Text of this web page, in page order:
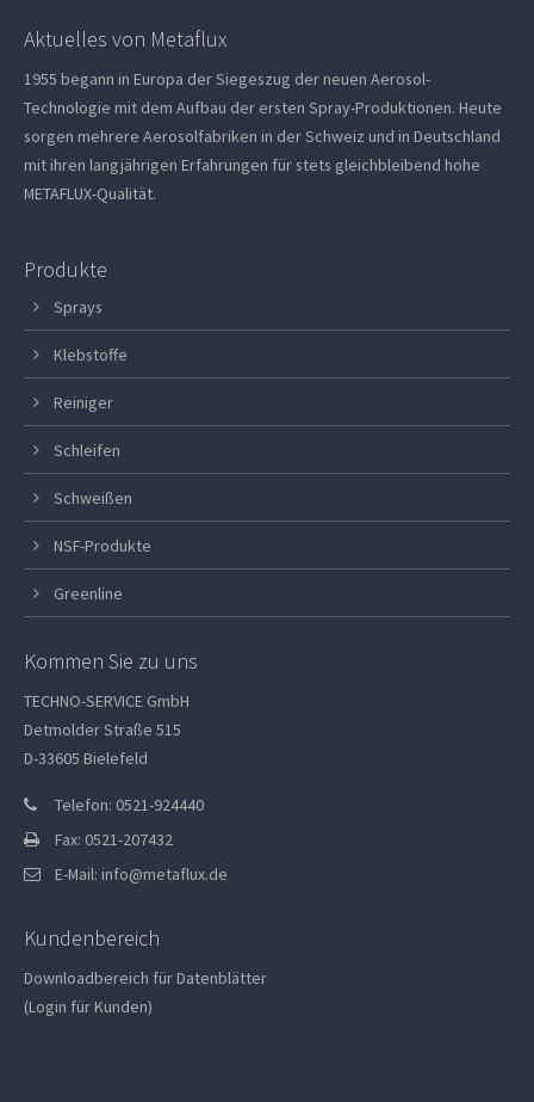
Aktuelles von Metaflux
1955 begann in Europa der Siegeszug der neuen Aerosol-
Technologie mit dem Aufbau der ersten Spray-Produktionen. Heute
sorgen mehrere Aerosolfabriken in der Schweiz und in Deutschland
mit ihren langjährigen Erfahrungen für stets gleichbleibend hohe
METAFLUX-Qualität.
Produkte
Sprays
Klebstoffe
Reiniger
Schleifen
Schweißen
NSF-Produkte
Greenline
Kommen Sie zu uns
TECHNO-SERVICE GmbH
Detmolder Straße 515
D-33605 Bielefeld
Telefon: 0521-924440
Fax: 0521-207432
E-Mail: info@metaflux.de
Kundenbereich
Downloadbereich für Datenblätter
(Login für Kunden)